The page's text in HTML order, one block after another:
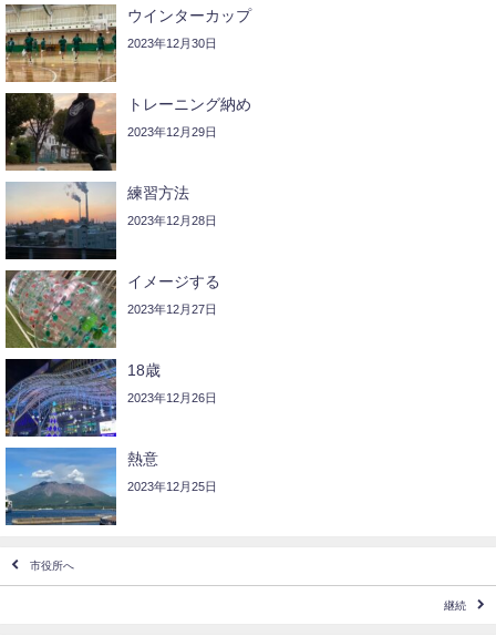
ウインターカップ
2023年12月30日
トレーニング納め
2023年12月29日
練習方法
2023年12月28日
イメージする
2023年12月27日
18歳
2023年12月26日
熱意
2023年12月25日
市役所へ
継続